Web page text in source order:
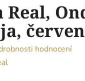
Real,
hodnocení